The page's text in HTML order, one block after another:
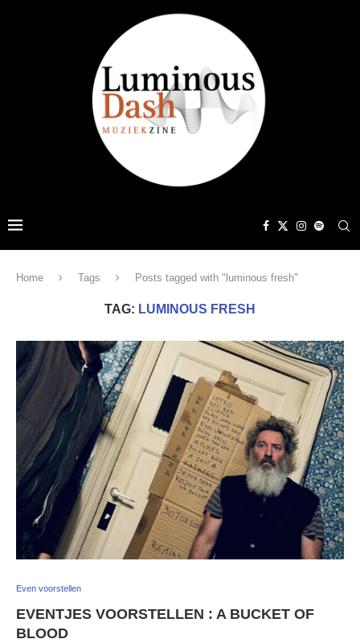
Home Tags Posts tagged with "luminous fresh"
TAG: LUMINOUS FRESH
Even voorstellen
EVENTJES VOORSTELLEN : A BUCKET OF
BLOOD